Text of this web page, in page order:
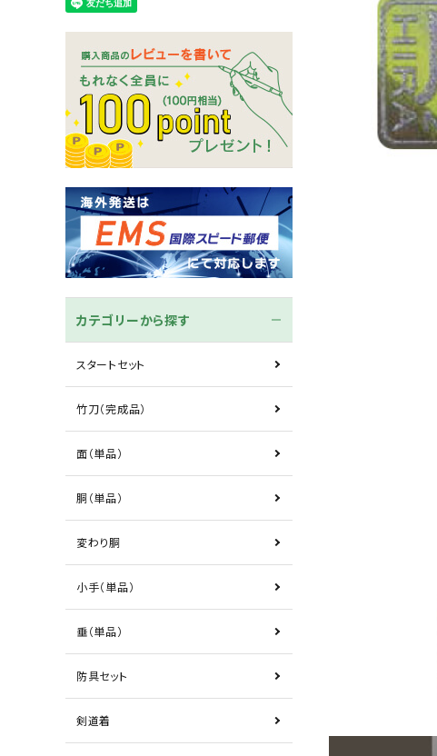
ネーム/ゼッケン 手ぬぐい
カテゴリーから探す
スタートセット
竹刀（完成品）
面（単品）
胴（単品）
変わり胴
小手（単品）
垂（単品）
防具セット
剣道着